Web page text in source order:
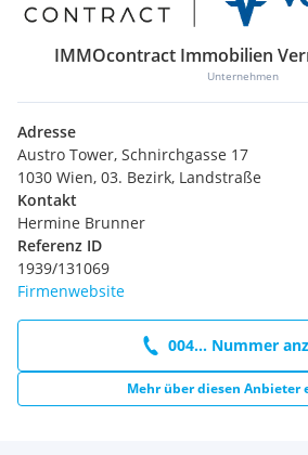
IMMOcontract Immobilien
Unternehmen
Adresse
Austro Tower, Schnirchgasse 17
1030 Wien, 03. Bezirk, Landstraße
Kontakt
Hermine Brunner
Referenz ID
1939/131069
Firmenwebsite
004... Nummer
Mehr über diesen Anbieter